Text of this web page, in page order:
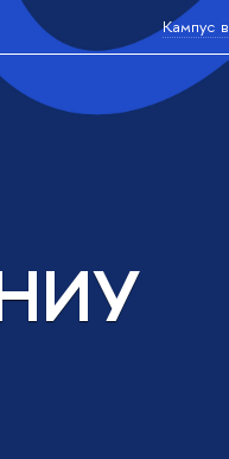
Кампус в
НИУ